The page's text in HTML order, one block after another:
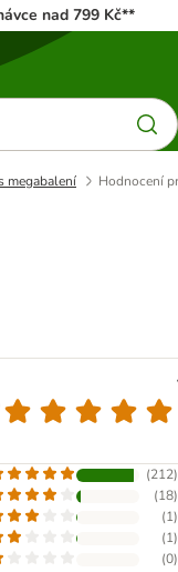
nad 799 Kč**
megabalení Hodnocení
(212)
(18)
(1)
(1)
(0)